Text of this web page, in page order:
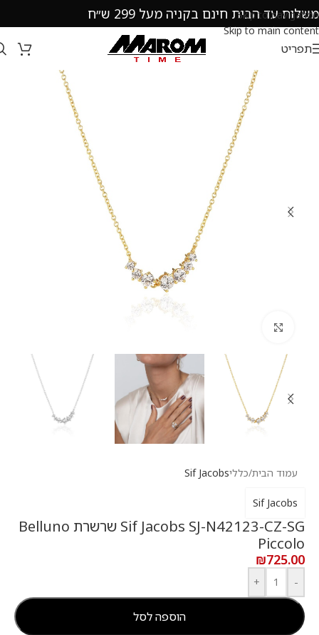
Skip to navigation
Skip to main content
משלוח עד הבית חינם בקניה מעל 299 ש״ח
תפריט
עמוד הבית/כלליSif Jacobs
Sif Jacobs SJ-N42123-CZ-SG שרשרת Belluno
Piccolo
Sif Jacobs
₪725.00
-
+
הוספה לסל